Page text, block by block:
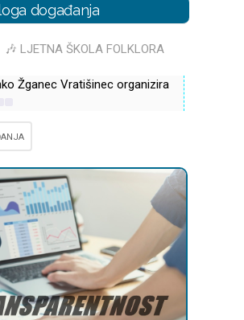
događanja
🎶 LJETNA ŠKOLA FOLKLORA
Žganec Vratišinec organizira